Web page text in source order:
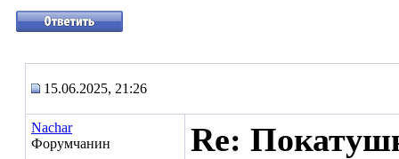
15.06.2025, 21:26
Nachar
Форумчанин
Re: